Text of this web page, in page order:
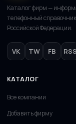
Каталог фирм —
телефонный
Российской Федерации.
VK TW FB RSS
КАТАЛОГ
Все компании
Добавить фирму